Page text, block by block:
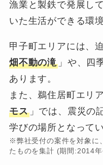
漁業と製鉄で発展し
いた生活ができる環境
甲子町エリアには、
畑不動の滝」や、四
あります。
また、鵜住居町エリ
モス」では、震災の
学びの場所となってい
※弊社受付の案件を対象に
たものを集計 (期間:2014